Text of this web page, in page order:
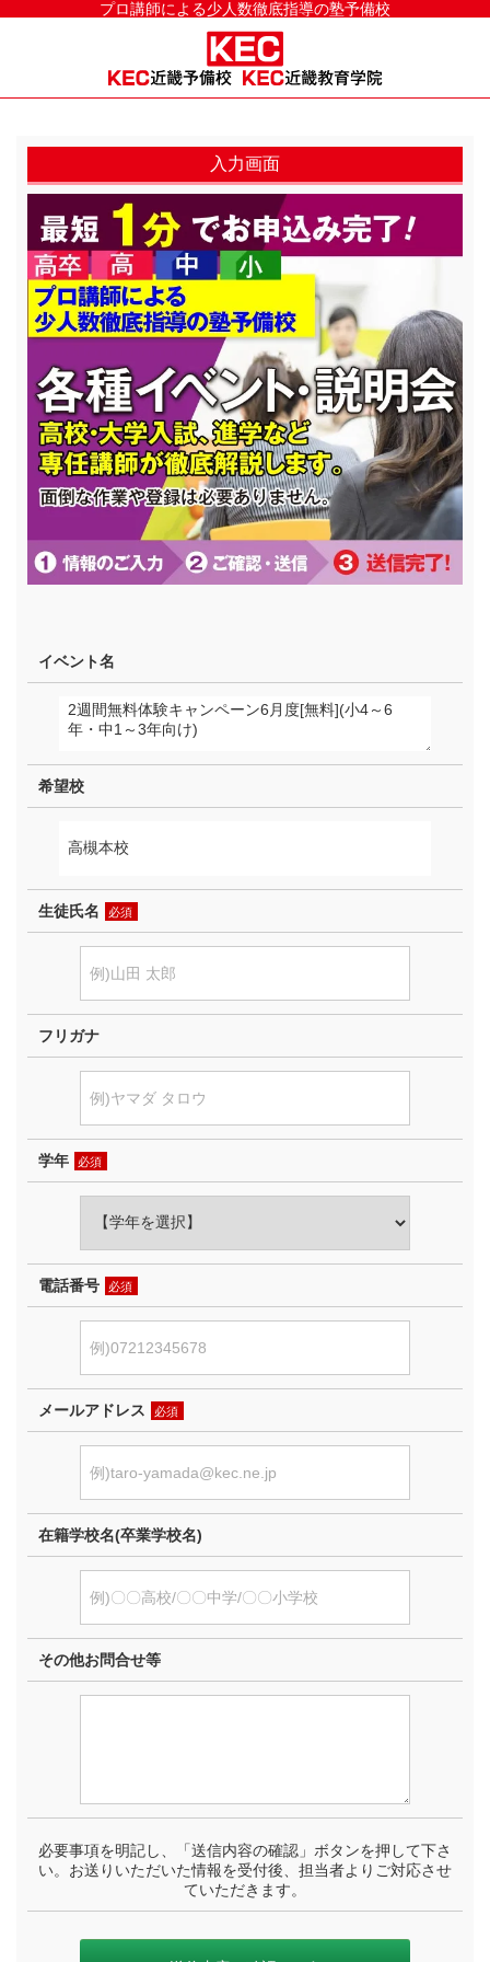
プロ講師による少人数徹底指導の塾予備校
入力画面
イベント名
希望校
生徒氏名 必須
フリガナ
学年 必須
電話番号 必須
メールアドレス 必須
在籍学校名(卒業学校名)
その他お問合せ等
必要事項を明記し、「送信内容の確認」ボタンを押して下さ
い。お送りいただいた情報を受付後、担当者よりご対応させ
ていただきます。